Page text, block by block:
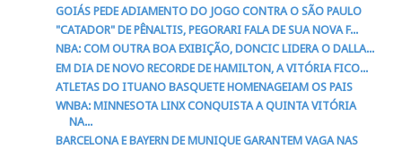
GOIÁS PEDE ADIAMENTO DO JOGO CONTRA O SÃO PAULO
"CATADOR" DE PÊNALTIS, PEGORARI FALA DE SUA NOVA F...
NBA: COM OUTRA BOA EXIBIÇÃO, DONCIC LIDERA O DALLA...
EM DIA DE NOVO RECORDE DE HAMILTON, A VITÓRIA FICO...
ATLETAS DO ITUANO BASQUETE HOMENAGEIAM OS PAIS
WNBA: MINNESOTA LINX CONQUISTA A QUINTA VITÓRIA
NA...
BARCELONA E BAYERN DE MUNIQUE GARANTEM VAGA NAS